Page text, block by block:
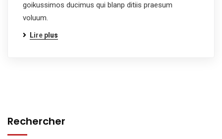
goikussimos ducimus qui blanp ditiis praesum
voluum.
Lire plus
Rechercher